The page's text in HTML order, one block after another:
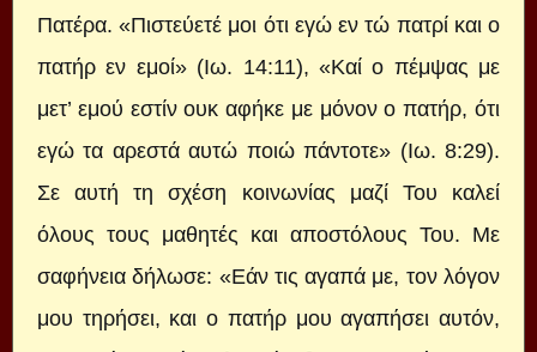
Πατέρα. «Πιστεύετέ μοι ότι εγώ εν τώ πατρί και ο
πατήρ εν εμοί» (Ιω. 14:11), «Καί ο πέμψας με
μετ’ εμού εστίν ουκ αφήκε με μόνον ο πατήρ, ότι
εγώ τα αρεστά αυτώ ποιώ πάντοτε» (Ιω. 8:29).
Σε αυτή τη σχέση κοινωνίας μαζί Του καλεί
όλους τους μαθητές και αποστόλους Του. Με
σαφήνεια δήλωσε: «Εάν τις αγαπά με, τον λόγον
μου τηρήσει, και ο πατήρ μου αγαπήσει αυτόν,